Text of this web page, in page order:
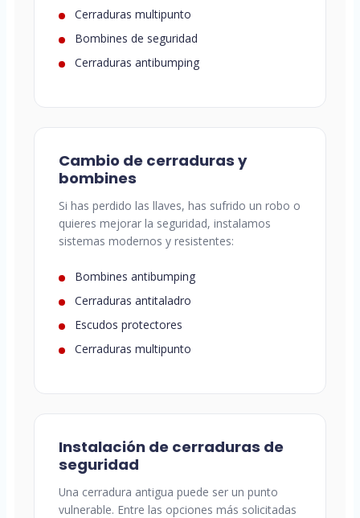
Cerraduras multipunto
Bombines de seguridad
Cerraduras antibumping
Cambio de cerraduras y
bombines
Si has perdido las llaves, has sufrido un robo o
quieres mejorar la seguridad, instalamos
sistemas modernos y resistentes:
Bombines antibumping
Cerraduras antitaladro
Escudos protectores
Cerraduras multipunto
Instalación de cerraduras de
seguridad
Una cerradura antigua puede ser un punto
vulnerable. Entre las opciones más solicitadas